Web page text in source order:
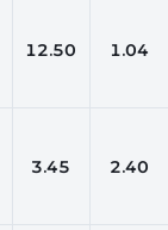
12.50 1.04
3.45 2.40